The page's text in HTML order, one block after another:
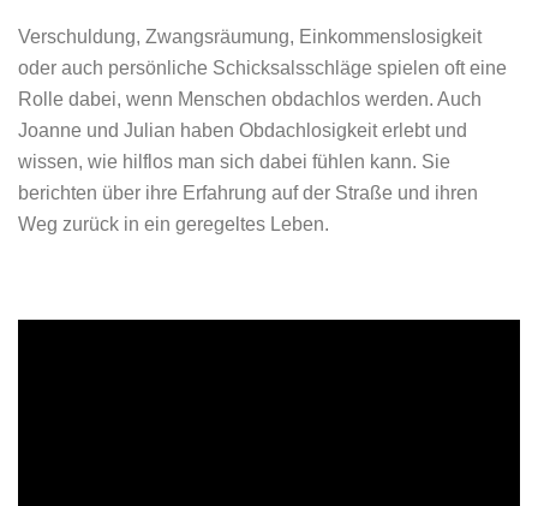
Verschuldung, Zwangsräumung, Einkommenslosigkeit
oder auch persönliche Schicksalsschläge spielen oft eine
Rolle dabei, wenn Menschen obdachlos werden. Auch
Joanne und Julian haben Obdachlosigkeit erlebt und
wissen, wie hilflos man sich dabei fühlen kann. Sie
berichten über ihre Erfahrung auf der Straße und ihren
Weg zurück in ein geregeltes Leben.